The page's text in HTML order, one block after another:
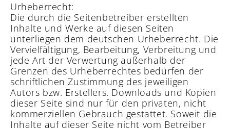
Urheberrecht:
Die durch die Seitenbetreiber erstellten
Inhalte und Werke auf diesen Seiten
unterliegen dem deutschen Urheberrecht. Die
Vervielfältigung, Bearbeitung, Verbreitung und
jede Art der Verwertung außerhalb der
Grenzen des Urheberrechtes bedürfen der
schriftlichen Zustimmung des jeweiligen
Autors bzw. Erstellers. Downloads und Kopien
dieser Seite sind nur für den privaten, nicht
kommerziellen Gebrauch gestattet. Soweit die
Inhalte auf dieser Seite nicht vom Betreiber